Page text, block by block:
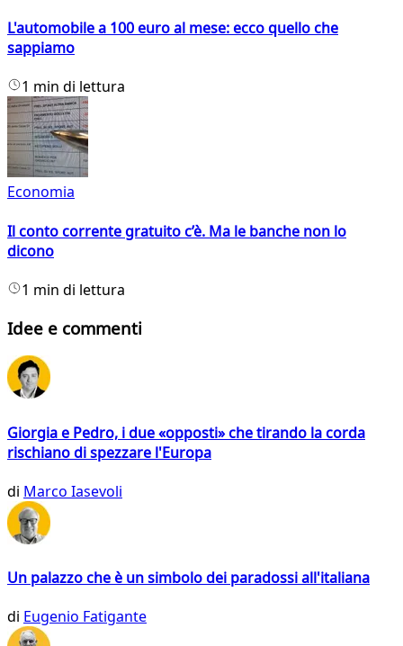
L'automobile a 100 euro al mese: ecco quello che
sappiamo
1 min di lettura
Economia
Il conto corrente gratuito c’è. Ma le banche non lo
dicono
1 min di lettura
Idee e commenti
Giorgia e Pedro, i due «opposti» che tirando la corda
rischiano di spezzare l'Europa
di Marco Iasevoli
Un palazzo che è un simbolo dei paradossi all'italiana
di Eugenio Fatigante